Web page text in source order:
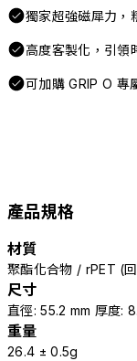
獨家超強磁犀力，
高度客製化，引領
可加購 GRIP O 專
產品規格
材質
聚酯化合物 / rPET (
尺寸
直徑: 55.2 mm 厚度:
重量
26.4 ± 0.5g